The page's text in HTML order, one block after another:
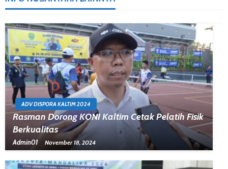
ADV DISPORA KALTIM 2024
Rasman Dorong KONI Kaltim Cetak Pelatih Fisik
Berkualitas
Admin01 November 18, 2024